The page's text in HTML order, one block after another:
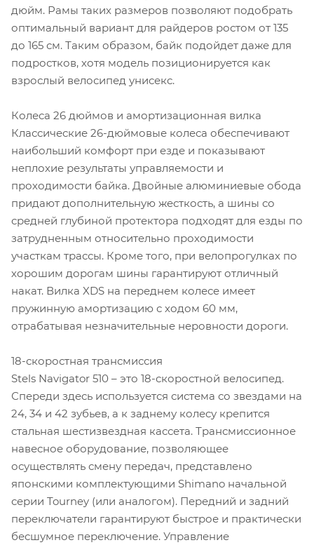
дюйм. Рамы таких размеров позволяют подобрать
оптимальный вариант для райдеров ростом от 135
до 165 см. Таким образом, байк подойдет даже для
подростков, хотя модель позиционируется как
взрослый велосипед унисекс.
Колеса 26 дюймов и амортизационная вилка
Классические 26-дюймовые колеса обеспечивают
наибольший комфорт при езде и показывают
неплохие результаты управляемости и
проходимости байка. Двойные алюминиевые обода
придают дополнительную жесткость, а шины со
средней глубиной протектора подходят для езды по
затрудненным относительно проходимости
участкам трассы. Кроме того, при велопрогулках по
хорошим дорогам шины гарантируют отличный
накат. Вилка XDS на переднем колесе имеет
пружинную амортизацию с ходом 60 мм,
отрабатывая незначительные неровности дороги.
18-скоростная трансмиссия
Stels Navigator 510 – это 18-скоростной велосипед.
Спереди здесь используется система со звездами на
24, 34 и 42 зубьев, а к заднему колесу крепится
стальная шестизвездная кассета. Трансмиссионное
навесное оборудование, позволяющее
осуществлять смену передач, представлено
японскими комплектующими Shimano начальной
серии Tourney (или аналогом). Передний и задний
переключатели гарантируют быстрое и практически
бесшумное переключение. Управление